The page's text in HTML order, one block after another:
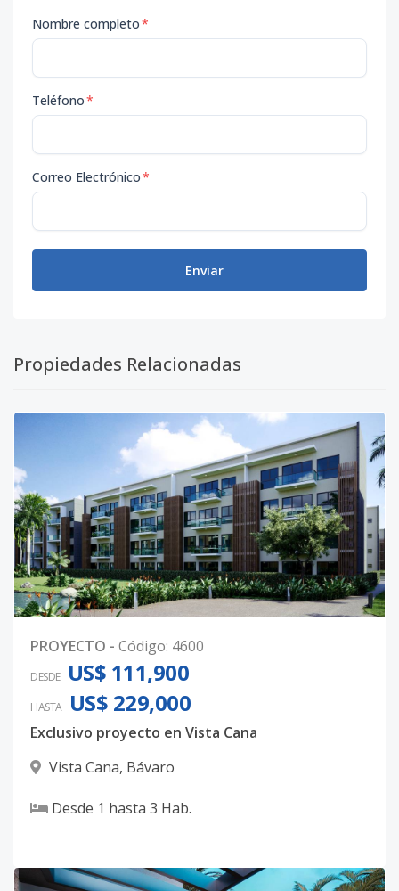
Nombre completo*
Teléfono*
Correo Electrónico*
Enviar
Propiedades Relacionadas
PROYECTO - Código: 4600
DESDE US$ 111,900
HASTA US$ 229,000
Exclusivo proyecto en Vista Cana
Vista Cana, Bávaro
Desde 1 hasta 3 Hab.